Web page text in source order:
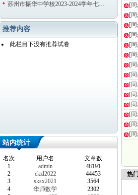
苏州市振华中学校2023-2024学年七…
推荐内容
此栏目下没有推荐试卷
站内统计
名次 用户名
文章数
1
admin
48191
2
ckzl2022
44453
3
sksx2021
3564
4
华师数学
2302
[
[
[
[
[
[
[
[
[
[
[
[
[
[
热